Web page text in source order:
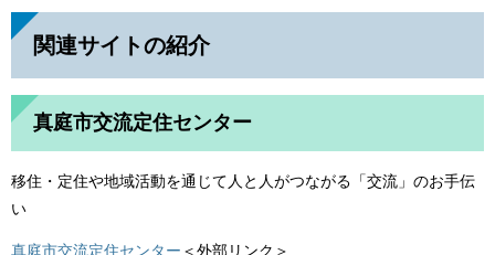
関連サイトの紹介
真庭市交流定住センター
移住・定住や地域活動を通じて人と人がつながる「交流」のお手伝
い
真庭市交流定住センター ＜外部リンク＞